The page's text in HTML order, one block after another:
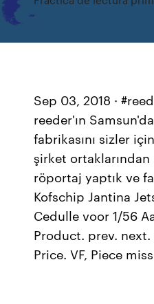
Sep 03, 2018 ·
reeder'ın
fabrikasını sizler
şirket
röportaj yaptık ve
Kofschip Jantina
Cedulle voor 1/56
Product. prev.
Price. VF, Piece